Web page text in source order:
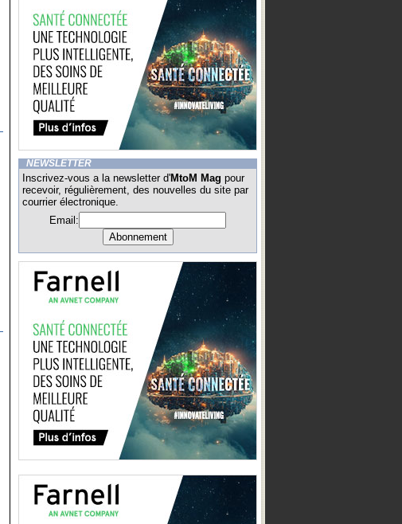
NEWSLETTER
Inscrivez-vous a la newsletter d'MtoM Mag pour
recevoir, régulièrement, des nouvelles du site par
courrier électronique.
Email: